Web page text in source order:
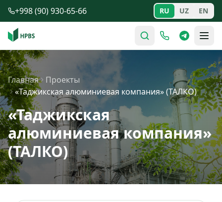
Перейти к содержимому
+998 (90) 930-65-66 RU UZ EN
Главная
Проекты
«Таджикская алюминиевая компания» (ТАЛКО)
«Таджикская
алюминиевая компания»
(ТАЛКО)